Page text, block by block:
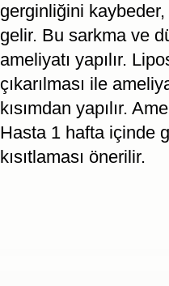
gerginliğini
gelir. Bu sarkma ve
ameliyatı yapılır.
çıkarılması ile
kısımdan yapılır.
Hasta 1 hafta içinde
kısıtlaması önerilir.